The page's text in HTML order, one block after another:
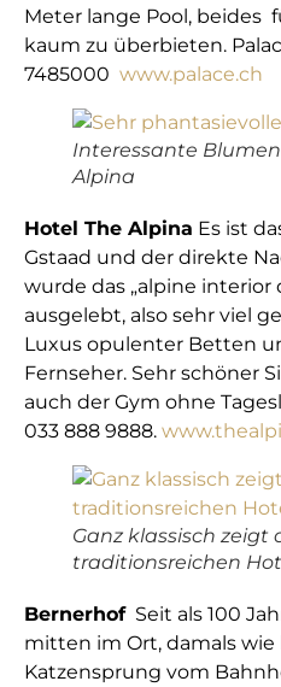
Meter lange Pool, beides
kaum zu überbieten.
7485000 www.palace.ch
Interessante
Alpina
Hotel The Alpina Es ist
Gstaad und der direkte
wurde das „alpine interior
ausgelebt, also sehr viel
Luxus opulenter Betten
Fernseher. Sehr schöner
auch der Gym ohne
033 888 9888.
Ganz klassisch zeigt
traditionsreichen
BernerhofSeit als 100
mitten im Ort, damals
Katzensprung vom